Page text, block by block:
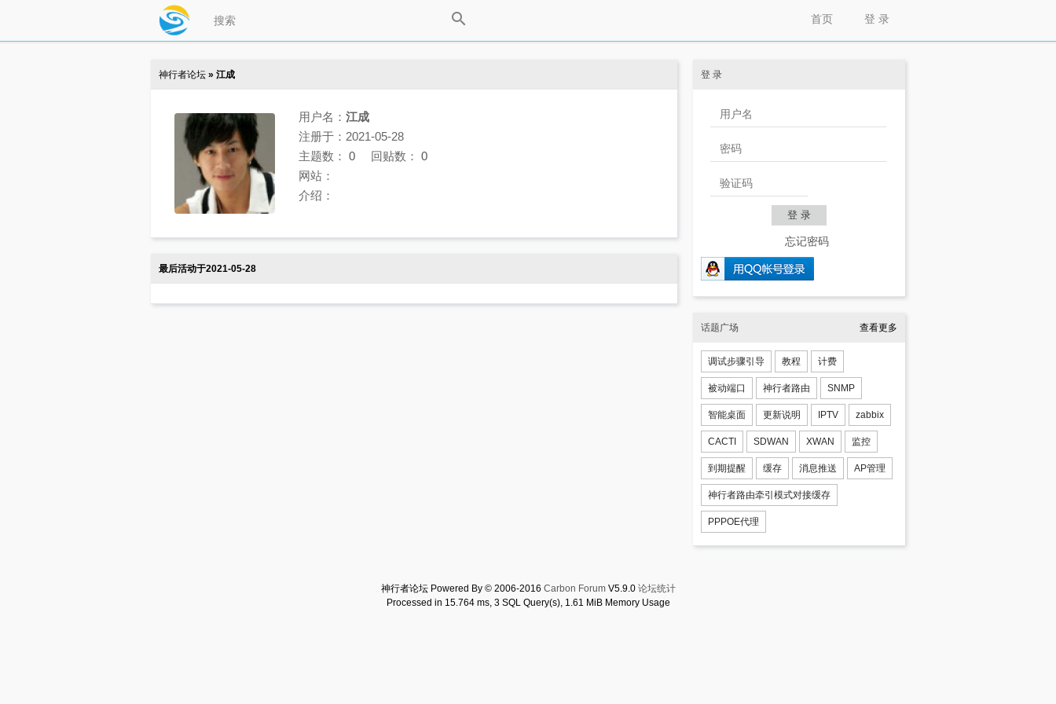
登 录
首页
神行者论坛 » 江成
用户名： 江成
注册于：2021-05-28
主题数： 0 回贴数： 0
网站：
介绍：
最后活动于2021-05-28
登 录
忘记密码
话题广场 查看更多
调试步骤引导 教程 计费
被动端口 神行者路由 SNMP
智能桌面 更新说明 IPTV zabbix
CACTI SDWAN XWAN 监控
到期提醒 缓存 消息推送 AP管理
神行者路由牵引模式对接缓存
PPPOE代理
神行者论坛 Powered By © 2006-2016 Carbon ForumV5.9.0 论坛统计
Processed in 15.764 ms, 3 SQL Query(s), 1.61 MiB Memory Usage